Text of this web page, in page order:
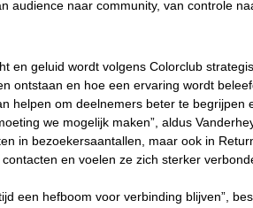
audience naar community, van controle
en geluid wordt volgens Colorclub
ontstaan en hoe een ervaring wordt
helpen om deelnemers beter te begrijpen
we mogelijk maken”, aldus
in bezoekersaantallen, maar ook in
en voelen ze zich sterker
een hefboom voor verbinding blijven”,